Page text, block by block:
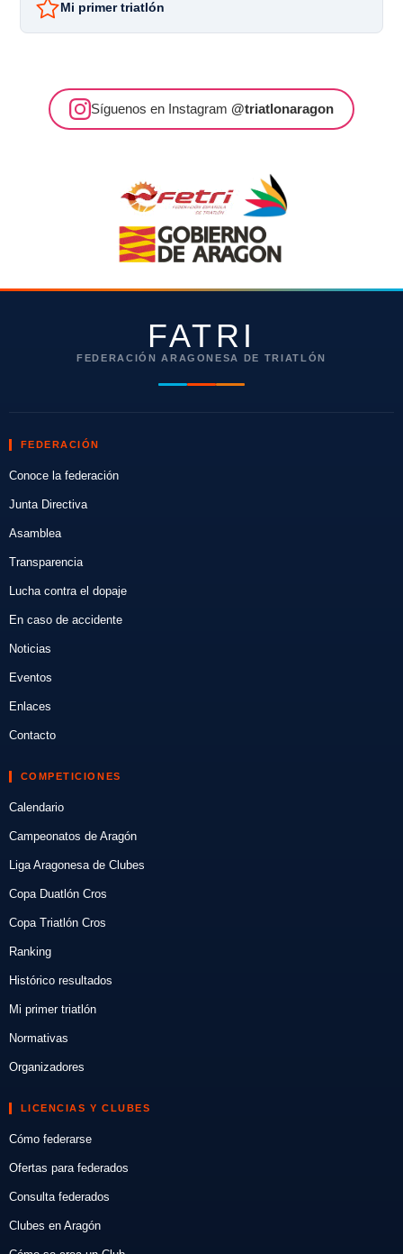
Mi primer triatlón
Síguenos en Instagram @triatlonaragon
FATRI
FEDERACIÓN ARAGONESA DE TRIATLÓN
FEDERACIÓN
Conoce la federación
Junta Directiva
Asamblea
Transparencia
Lucha contra el dopaje
En caso de accidente
Noticias
Eventos
Enlaces
Contacto
COMPETICIONES
Calendario
Campeonatos de Aragón
Liga Aragonesa de Clubes
Copa Duatlón Cros
Copa Triatlón Cros
Ranking
Histórico resultados
Mi primer triatlón
Normativas
Organizadores
LICENCIAS Y CLUBES
Cómo federarse
Ofertas para federados
Consulta federados
Clubes en Aragón